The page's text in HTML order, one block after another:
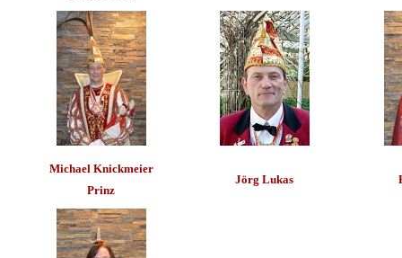
Michael Knickmeier
Prinz
Jörg Lukas